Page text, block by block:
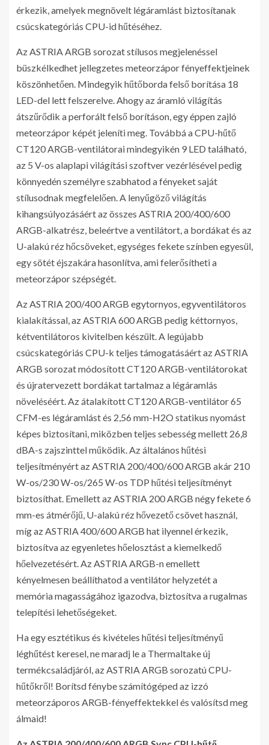
érkezik, amelyek megnövelt légáramlást biztosítanak
csúcskategóriás CPU-id hűtéséhez.
Az ASTRIA ARGB sorozat stílusos megjelenéssel
büszkélkedhet jellegzetes meteorzápor fényeffektjeinek
köszönhetően. Mindegyik hűtőborda felső borítása 18
LED-del lett felszerelve. Ahogy az áramló világítás
átszűrődik a perforált felső borításon, egy éppen zajló
meteorzápor képét jeleníti meg. Továbbá a CPU-hűtő
CT120 ARGB-ventilátorai mindegyikén 9 LED található,
az 5 V-os alaplapi világítási szoftver vezérlésével pedig
könnyedén személyre szabhatod a fényeket saját
stílusodnak megfelelően. A lenyűgöző világítás
kihangsúlyozásáért az összes ASTRIA 200/400/600
ARGB-alkatrész, beleértve a ventilátort, a bordákat és az
U-alakú réz hőcsöveket, egységes fekete színben egyesül,
egy sötét éjszakára hasonlítva, ami felerősítheti a
meteorzápor szépségét.
Az ASTRIA 200/400 ARGB egytornyos, egyventilátoros
kialakítással, az ASTRIA 600 ARGB pedig kéttornyos,
kétventilátoros kivitelben készült. A legújabb
csúcskategóriás CPU-k teljes támogatásáért az ASTRIA
ARGB sorozat módosított CT120 ARGB-ventilátorokat
és újratervezett bordákat tartalmaz a légáramlás
növeléséért. Az átalakított CT120 ARGB-ventilátor 65
CFM-es légáramlást és 2,56 mm-H2O statikus nyomást
képes biztosítani, miközben teljes sebesség mellett 26,8
dBA-s zajszinttel működik. Az általános hűtési
teljesítményért az ASTRIA 200/400/600 ARGB akár 210
W-os/230 W-os/265 W-os TDP hűtési teljesítményt
biztosíthat. Emellett az ASTRIA 200 ARGB négy fekete 6
mm-es átmérőjű, U-alakú réz hővezető csövet használ,
míg az ASTRIA 400/600 ARGB hat ilyennel érkezik,
biztosítva az egyenletes hőelosztást a kiemelkedő
hőelvezetésért. Az ASTRIA ARGB-n emellett
kényelmesen beállíthatod a ventilátor helyzetét a
memória magasságához igazodva, biztosítva a rugalmas
telepítési lehetőségeket.
Ha egy esztétikus és kivételes hűtési teljesítményű
léghűtést keresel, ne maradj le a Thermaltake új
termékcsaládjáról, az ASTRIA ARGB sorozatú CPU-
hűtőkről! Borítsd fénybe számítógéped az izzó
meteorzáporos ARGB-fényeffektekkel és valósítsd meg
álmaid!